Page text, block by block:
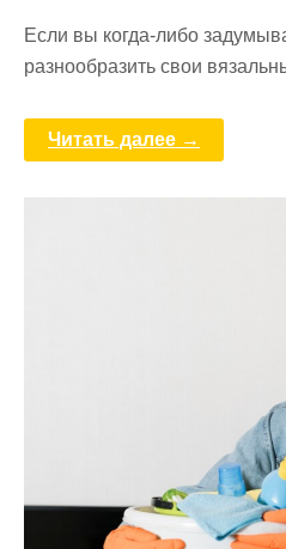
Если вы когда-либо
разнообразить свои
Читать далее →